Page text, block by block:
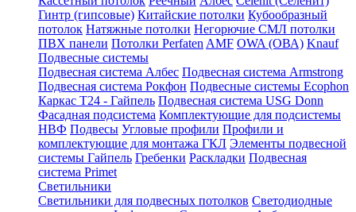
Гинтр (гипсовые) Китайские потолки Кубообразный
потолок Натяжные потолки Негорючие СМЛ потолки
ПВХ панели Потолки Perfaten AMF OWA (ОВА) Knauf
Подвесные системы
Подвесная система Албес Подвесная система Armstrong
Подвесная система Рокфон Подвесные системы Ecophon
Каркас Т24 - Гайпель Подвесная система USG Donn
Фасадная подсистема Комплектующие для подсистемы
НВФ Подвесы Угловые профили Профили и
комплектующие для монтажа ГКЛ Элементы подвесной
системы Гайпель Гребенки Раскладки Подвесная
система Primet
Светильники
Светильники для подвесных потолков Светодиодные